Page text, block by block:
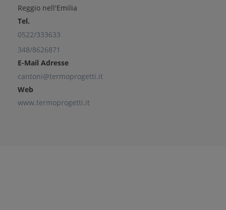
Reggio nell'Emilia
Tel.
0522/333633
348/8626871
E-Mail Adresse
cantoni@termoprogetti.it
Web
www.termoprogetti.it